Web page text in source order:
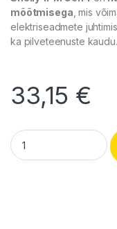
mõõtmisega , mis
elektriseadmete
ka pilveteenuste kaudu.
33,15 €
Shelly 1PM Gen4 –